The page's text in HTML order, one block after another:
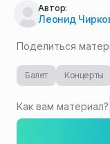
Автор:
Леонид
Поделиться
Балет Концерты
Как вам материал?